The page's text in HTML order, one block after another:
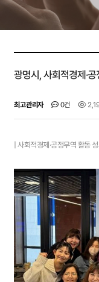
광명시, 사회적경제·
최고관리자 0건
| 사회적경제·공정무역 활동